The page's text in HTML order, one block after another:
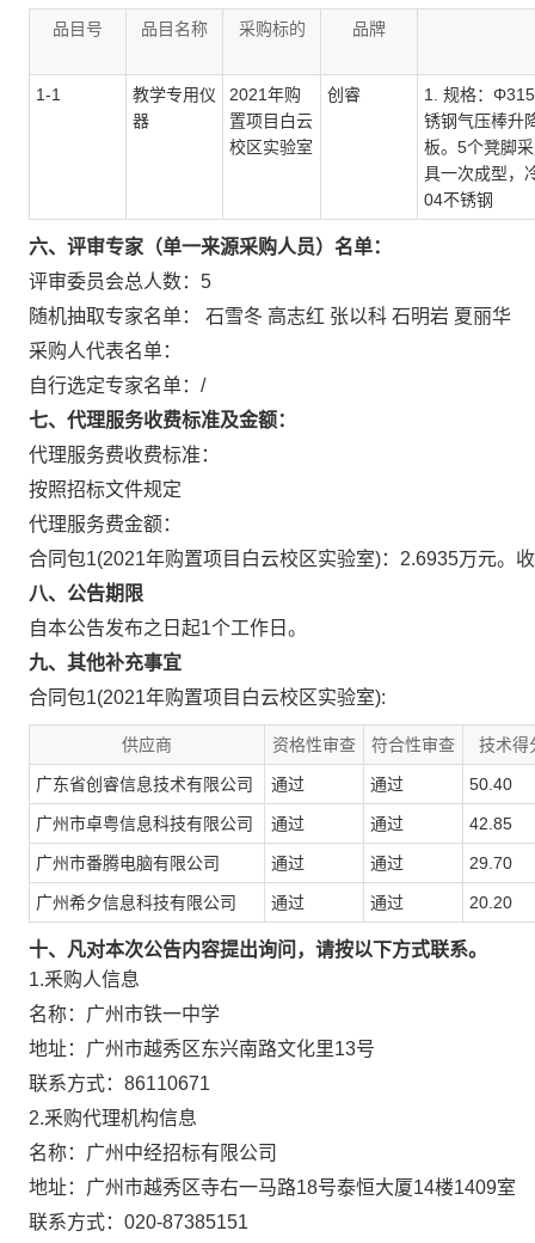
品目号 品目名称 采购标的 品牌
1-1
教学专用仪
器
2021年购
置项目白云
校区实验室
创睿
1. 规格：
锈钢气压棒升
板。5个凳脚
具一次成型，
04不锈钢
六、评审专家（单一来源采购人员）名单：
评审委员会总人数：5
随机抽取专家名单：
石雪冬 高志红 张以科 石明岩 夏丽华
采购人代表名单：
自行选定专家名单：/
七、代理服务收费标准及金额：
代理服务费收费标准：
按照招标文件规定
代理服务费金额：
合同包1(2021年购置项目白云校区实验室)：2.6935万元。
八、公告期限
自本公告发布之日起1个工作日。
九、其他补充事宜
合同包1(2021年购置项目白云校区实验室):
供应商 资格性审查 符合性审查 技术得
广东省创睿信息技术有限公司 通过 通过 50.40
广州市卓粤信息科技有限公司 通过 通过 42.85
广州市番腾电脑有限公司 通过 通过 29.70
广州希夕信息科技有限公司 通过 通过 20.20
十、凡对本次公告内容提出询问，请按以下方式联系。
1.釆购人信息
名称：广州市铁一中学
地址：广州市越秀区东兴南路文化里13号
联系方式：86110671
2.釆购代理机构信息
名称：广州中经招标有限公司
地址：广州市越秀区寺右一马路18号泰恒大厦14楼1409室
联系方式：020-87385151